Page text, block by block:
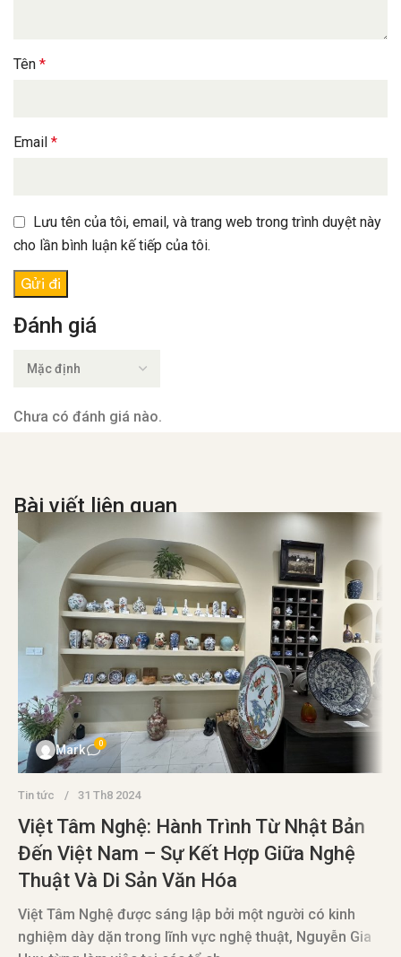
Đánh giá
Chưa có đánh giá nào.
Tên*
Email*
Lưu tên của tôi, email, và trang web trong trình duyệt này
cho lần bình luận kế tiếp của tôi.
Bài viết liên quan
Mark 0
Tin tức 31 Th8 2024
Việt Tâm Nghệ: Hành Trình Từ Nhật Bản
Đến Việt Nam – Sự Kết Hợp Giữa Nghệ
Thuật Và Di Sản Văn Hóa
Việt Tâm Nghệ được sáng lập bởi một người có kinh
nghiệm dày dặn trong lĩnh vực nghệ thuật, Nguyễn Gia